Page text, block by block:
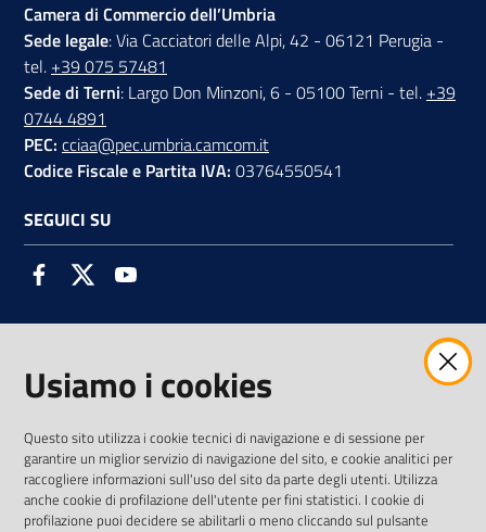
Camera di Commercio dell’Umbria
Sede legale: Via Cacciatori delle Alpi, 42 - 06121 Perugia -
tel. +39 075 57481
Sede di Terni: Largo Don Minzoni, 6 - 05100 Terni - tel. +39
0744 4891
PEC: cciaa@pec.umbria.camcom.it
Codice Fiscale e Partita IVA: 03764550541
SEGUICI SU
FacebookTwitter
AMMINISTRAZIONE TRASPARENTE INTERCAM S.C.A.R.L.
Vai alla pagina
Usiamo i cookies
Questo sito utilizza i cookie tecnici di navigazione e di sessione per
garantire un miglior servizio di navigazione del sito, e cookie analitici per
raccogliere informazioni sull'uso del sito da parte degli utenti. Utilizza
anche cookie di profilazione dell'utente per fini statistici. I cookie di
profilazione puoi decidere se abilitarli o meno cliccando sul pulsante